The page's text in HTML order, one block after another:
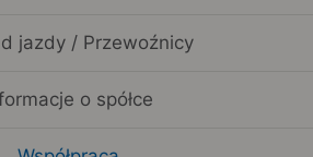
jazdy / Przewoźnicy
o spółce